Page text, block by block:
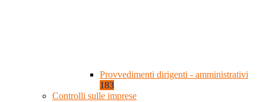
Provvedimenti dirigenti - amministrativi
183
Controlli sulle imprese